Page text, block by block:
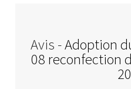
Avis -Adoption
08 reconfection